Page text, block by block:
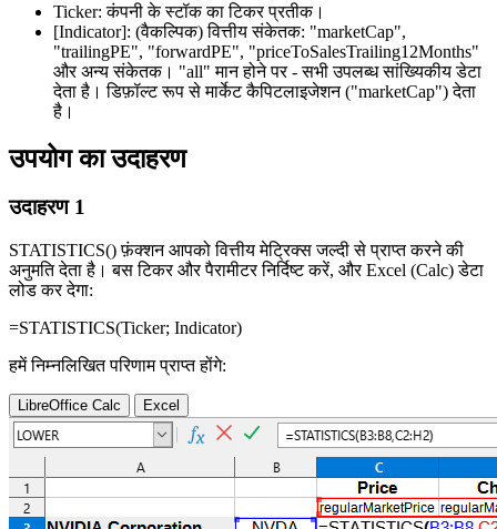
Ticker: कंपनी के स्टॉक का टिकर प्रतीक।
[Indicator]: (वैकल्पिक) वित्तीय संकेतक: "marketCap",
"trailingPE", "forwardPE", "priceToSalesTrailing12Months"
और अन्य संकेतक। "all" मान होने पर - सभी उपलब्ध सांख्यिकीय डेटा
देता है। डिफ़ॉल्ट रूप से मार्केट कैपिटलाइजेशन ("marketCap") देता
है।
उपयोग का उदाहरण
उदाहरण 1
STATISTICS() फ़ंक्शन आपको वित्तीय मेट्रिक्स जल्दी से प्राप्त करने की
अनुमति देता है। बस टिकर और पैरामीटर निर्दिष्ट करें, और Excel (Calc) डेटा
लोड कर देगा:
=STATISTICS(Ticker; Indicator)
हमें निम्नलिखित परिणाम प्राप्त होंगे:
LibreOffice Calc Excel